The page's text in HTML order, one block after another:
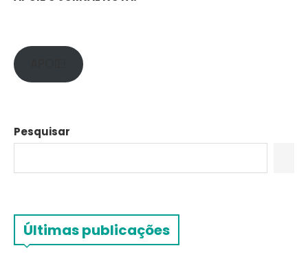
Pesquisar
Últimas publicações